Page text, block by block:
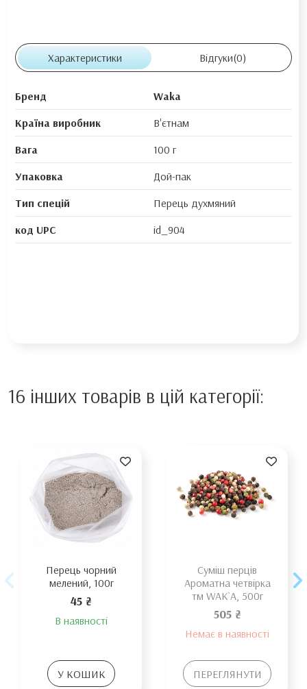
Характеристики Відгуки(0)
Бренд
Waka
Країна виробник
В'єтнам
Вага
100 г
Упаковка
Дой-пак
Тип спецій
Перець духмяний
код UPC
id_904
16 інших товарів в цій категорії:
Перець чорний
мелений, 100г
45 ₴
В наявності
У КОШИК
Суміш перців
Ароматна четвірка
тм WAK`A, 500г
505 ₴
Немає в наявності
ПЕРЕГЛЯНУТИ